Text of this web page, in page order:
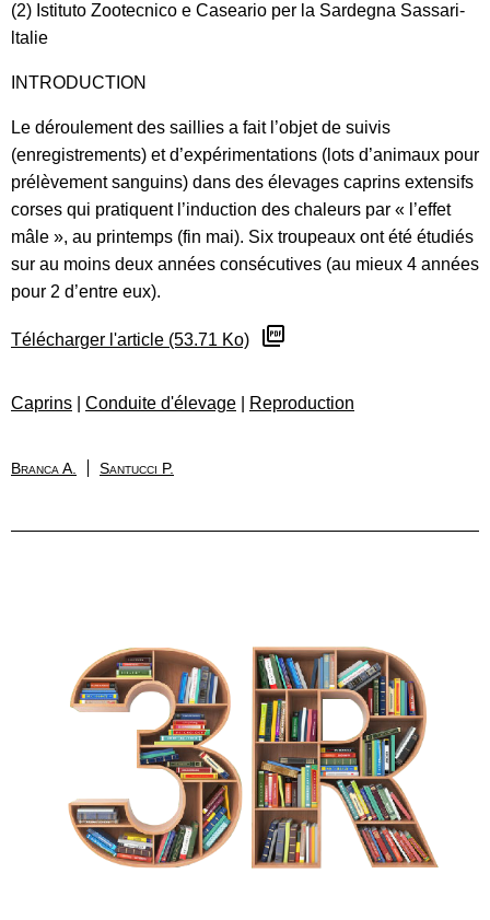
(2) Istituto Zootecnico e Caseario per la Sardegna Sassari-
ltalie
INTRODUCTION
Le déroulement des saillies a fait l’objet de suivis
(enregistrements) et d’expérimentations (lots d’animaux pour
prélèvement sanguins) dans des élevages caprins extensifs
corses qui pratiquent l’induction des chaleurs par « l’effet
mâle », au printemps (fin mai). Six troupeaux ont été étudiés
sur au moins deux années consécutives (au mieux 4 années
pour 2 d’entre eux).
Télécharger l'article (53.71 Ko)
Caprins Conduite d'élevage Reproduction
Branca A. Santucci P.